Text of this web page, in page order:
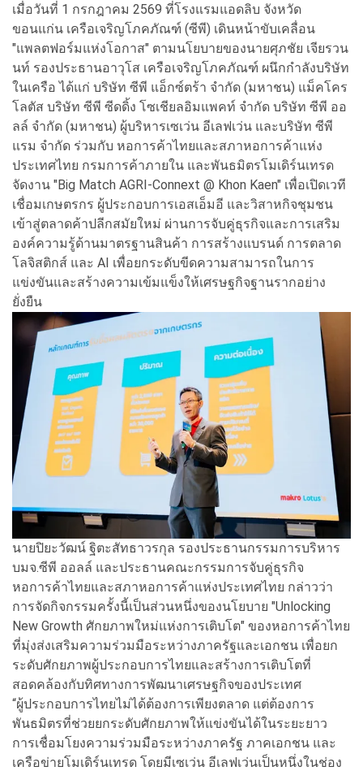
เมื่อวันที่ 1 กรกฎาคม 2569 ที่โรงแรมแอดลิบ จังหวัด
ขอนแก่น เครือเจริญโภคภัณฑ์ (ซีพี) เดินหน้าขับเคลื่อน
"แพลตฟอร์มแห่งโอกาส" ตามนโยบายของนายศุภชัย เจียรวน
นท์ รองประธานอาวุโส เครือเจริญโภคภัณฑ์ ผนึกกำลังบริษัท
ในเครือ ได้แก่ บริษัท ซีพี แอ็กซ์ตร้า จำกัด (มหาชน) แม็คโคร
โลตัส บริษัท ซีพี ซีดดิ้ง โซเชียลอิมแพคท์ จำกัด บริษัท ซีพี ออ
ลล์ จำกัด (มหาชน) ผู้บริหารเซเว่น อีเลฟเว่น และบริษัท ซีพี
แรม จำกัด ร่วมกับ หอการค้าไทยและสภาหอการค้าแห่ง
ประเทศไทย กรมการค้าภายใน และพันธมิตรโมเดิร์นเทรด
จัดงาน "Big Match AGRI-Connext @ Khon Kaen" เพื่อเปิดเวที
เชื่อมเกษตรกร ผู้ประกอบการเอสเอ็มอี และวิสาหกิจชุมชน
เข้าสู่ตลาดค้าปลีกสมัยใหม่ ผ่านการจับคู่ธุรกิจและการเสริม
องค์ความรู้ด้านมาตรฐานสินค้า การสร้างแบรนด์ การตลาด
โลจิสติกส์ และ AI เพื่อยกระดับขีดความสามารถในการ
แข่งขันและสร้างความเข้มแข็งให้เศรษฐกิจฐานรากอย่าง
ยั่งยืน
นายปิยะวัฒน์ ฐิตะสัทธาวรกุล รองประธานกรรมการบริหาร
บมจ.ซีพี ออลล์ และประธานคณะกรรมการจับคู่ธุรกิจ
หอการค้าไทยและสภาหอการค้าแห่งประเทศไทย กล่าวว่า
การจัดกิจกรรมครั้งนี้เป็นส่วนหนึ่งของนโยบาย "Unlocking
New Growth ศักยภาพใหม่แห่งการเติบโต" ของหอการค้าไทย
ที่มุ่งส่งเสริมความร่วมมือระหว่างภาครัฐและเอกชน เพื่อยก
ระดับศักยภาพผู้ประกอบการไทยและสร้างการเติบโตที่
สอดคล้องกับทิศทางการพัฒนาเศรษฐกิจของประเทศ
“ผู้ประกอบการไทยไม่ได้ต้องการเพียงตลาด แต่ต้องการ
พันธมิตรที่ช่วยยกระดับศักยภาพให้แข่งขันได้ในระยะยาว
การเชื่อมโยงความร่วมมือระหว่างภาครัฐ ภาคเอกชน และ
เครือข่ายโมเดิร์นเทรด โดยมีเซเว่น อีเลฟเว่นเป็นหนึ่งในช่อง